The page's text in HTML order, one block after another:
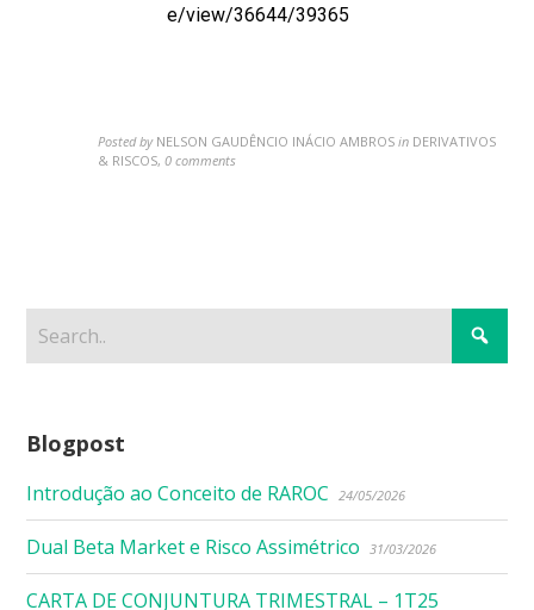
e/view/36644/39365
Posted by NELSON GAUDÊNCIO INÁCIO AMBROS in DERIVATIVOS
& RISCOS,0 comments
Blogpost
Introdução ao Conceito de RAROC 24/05/2026
Dual Beta Market e Risco Assimétrico 31/03/2026
CARTA DE CONJUNTURA TRIMESTRAL – 1T25